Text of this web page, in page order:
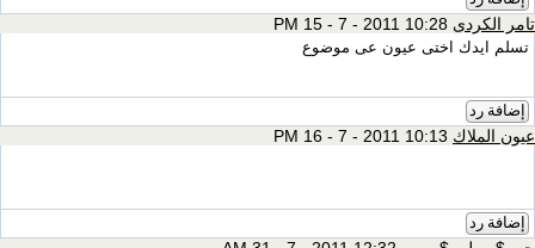
تامر الكردى
تسلم ايدك اختى عيون عى موضوع
إضافة رد
عيون الملاك
إضافة رد